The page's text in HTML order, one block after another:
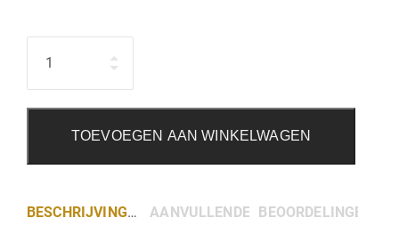
TOEVOEGEN AAN WINKELWAGEN
BESCHRIJVING AANVULLENDE INFORMATIE
BEOORDELINGEN (0)